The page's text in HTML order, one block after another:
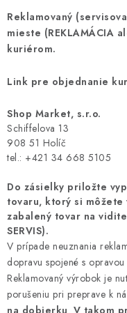
Reklamovaný
mieste (REKLAMÁCIA
kuriérom.
Link pre objednanie
Shop Market, s.r.o.
Schiffelova 13
908 51 Holíč
tel.: +421 34 668 5105
Do zásielky priložte
tovaru, ktorý si
zabalený tovar na
SERVIS).
V prípade neuznania
dopravu spojené s
Reklamovaný výrobok je
porušeniu pri preprave k
na dobierku V takom